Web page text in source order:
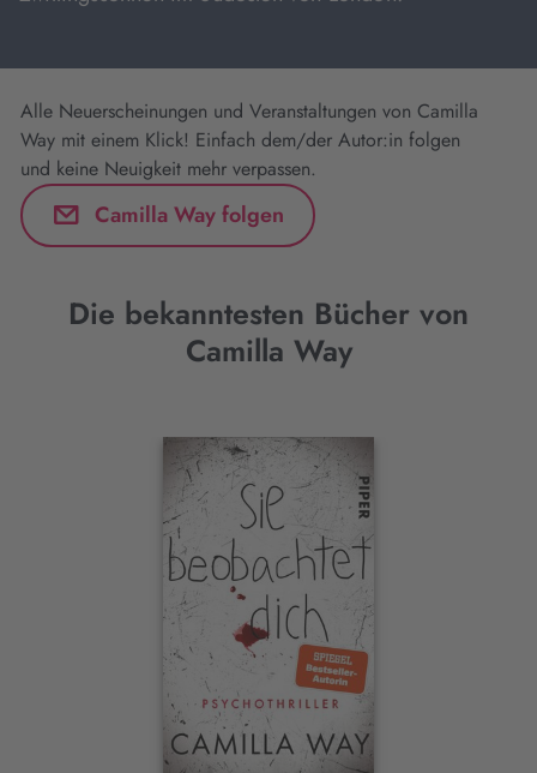
Alle Neuerscheinungen und Veranstaltungen von Camilla
Way mit einem Klick! Einfach dem/der Autor:in folgen
und keine Neuigkeit mehr verpassen.
Camilla Way folgen
Die bekanntesten Bücher von
Camilla Way
Interaktives